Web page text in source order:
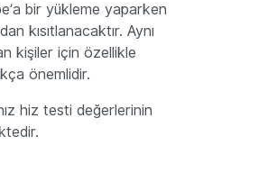
bir yükleme yaparken
kısıtlanacaktır. Aynı
kişiler için özellikle
önemlidir.
hiz testi değerlerinin